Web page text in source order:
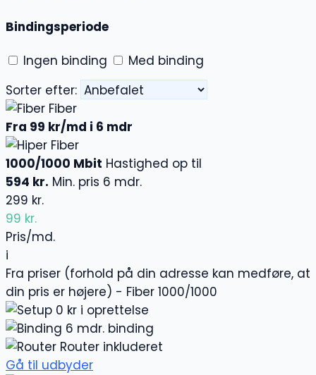
Bindingsperiode
Ingen binding
Med binding
Sorter efter:
Fiber
Fra 99 kr/md i 6 mdr
Fiber
1000/1000 Mbit Hastighed op til
594 kr. Min. pris 6 mdr.
299 kr.
99 kr.
Pris/md.
i
Fra priser (forhold på din adresse kan medføre, at
din pris er højere) - Fiber 1000/1000
0 kr i oprettelse
6 mdr. binding
Router inkluderet
Gå til udbyder